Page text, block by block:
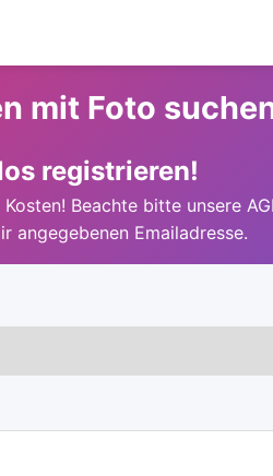
mit Foto
registrieren!
Beachte bitte unsere
angegebenen Emailadresse.